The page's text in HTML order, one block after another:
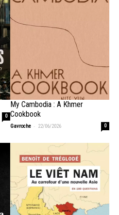
0
My Cambodia : A Khmer
Cookbook
Gavroche - 22/06/2026 0